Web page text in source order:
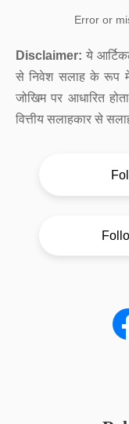
Error or
Disclaimer: ये
से निवेश सलाह के रूप में
जोखिम पर आधारित
वित्तीय सलाहकार से